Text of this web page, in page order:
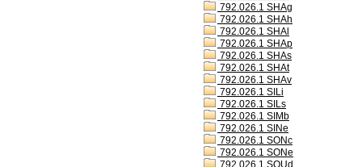
792.026.1 SHAg
792.026.1 SHAh
792.026.1 SHAl
792.026.1 SHAp
792.026.1 SHAs
792.026.1 SHAt
792.026.1 SHAv
792.026.1 SILi
792.026.1 SILs
792.026.1 SIMb
792.026.1 SINe
792.026.1 SONc
792.026.1 SONe
792.026.1 SOUd